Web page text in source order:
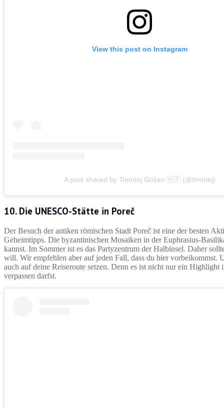
View this post on Instagram
A post shared by Timotej Gošev 🇭🇷 (@timotej)
10. Die UNESCO-Stätte in Poreč
Der Besuch der antiken römischen Stadt Poreč ist eine der besten
Geheimtipps. Die byzantinischen Mosaiken in der Euphrasius-
kannst. Im Sommer ist es das Partyzentrum der Halbinsel. Daher
will. Wir empfehlen aber auf jeden Fall, dass du hier vorbeikommst.
auch auf deine Reiseroute setzen. Denn es ist nicht nur ein
verpassen darfst.